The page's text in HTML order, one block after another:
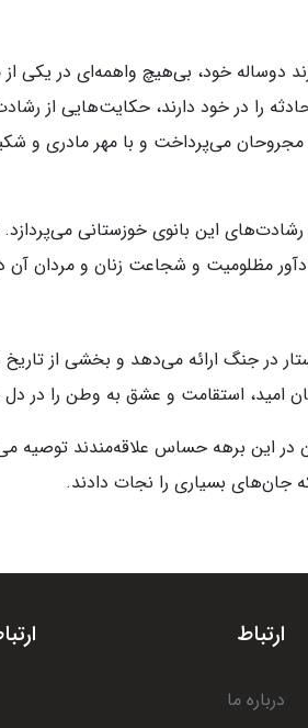
دوساله خود، بی‌هیچ واهمه‌ای در یکی
را در خود دارند، حکایت‌هایی از
می‌پرداخت و با مهر مادری و
این بانوی خوزستانی می‌پردازد.
مظلومیت و شجاعت زنان و مردان
در جنگ ارائه می‌دهد و بخشی از
امید، استقامت و عشق به وطن را در دل
این برهه حساس علاقه‌مندند توصیه
بسیاری را نجات دادند.
ارتباط
درباره ما